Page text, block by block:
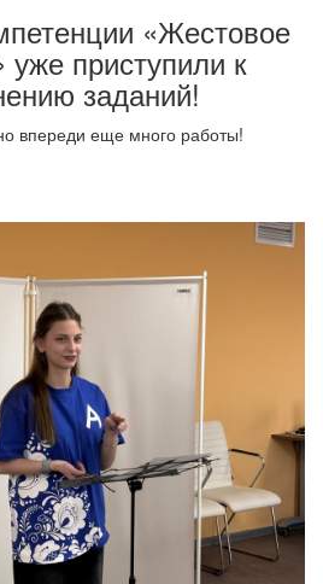
«Жестовое
уже приступили к
заданий!
впереди еще много работы!